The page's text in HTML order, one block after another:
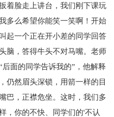
着脸走上讲台，我们刚下课玩
多么希望你能笑一笑啊！开始
起一个正在开小差的同学回答
脑，答得牛头不对马嘴。老师
面的同学告诉我的”，他解释
仍然眉头深锁，用箭一样的目
巴，正襟危坐。这时，我们多
，你的不快、同学们的'不认